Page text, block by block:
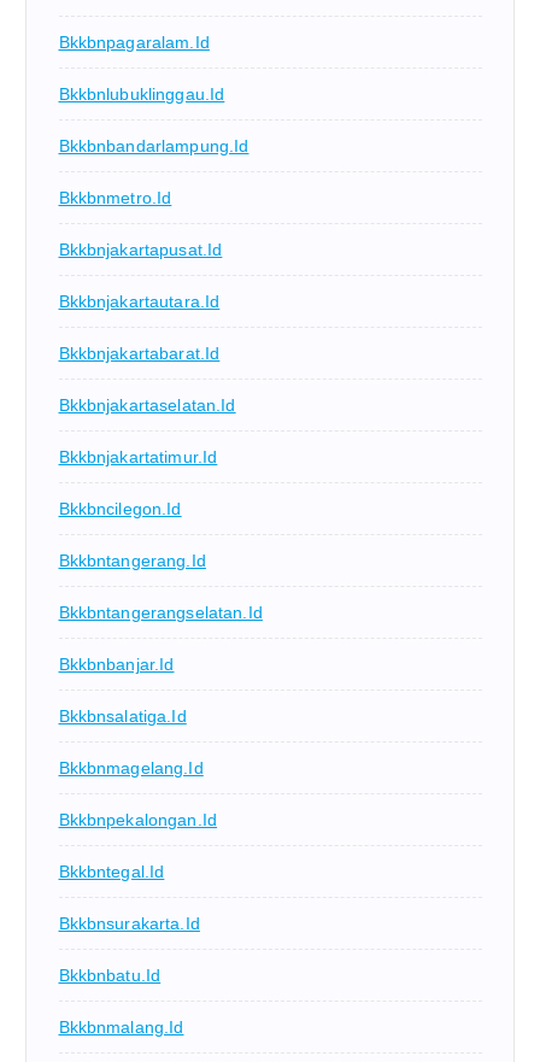
Bkkbnpagaralam.id
Bkkbnlubuklinggau.id
Bkkbnbandarlampung.id
Bkkbnmetro.id
Bkkbnjakartapusat.id
Bkkbnjakartautara.id
Bkkbnjakartabarat.id
Bkkbnjakartaselatan.id
Bkkbnjakartatimur.id
Bkkbncilegon.id
Bkkbntangerang.id
Bkkbntangerangselatan.id
Bkkbnbanjar.id
Bkkbnsalatiga.id
Bkkbnmagelang.id
Bkkbnpekalongan.id
Bkkbntegal.id
Bkkbnsurakarta.id
Bkkbnbatu.id
Bkkbnmalang.id